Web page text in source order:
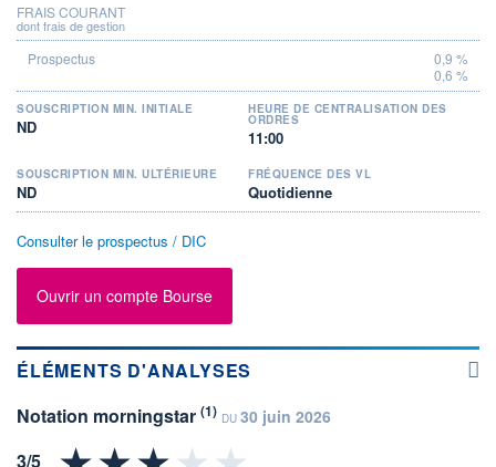
FRAIS COURANT
dont frais de gestion
0,9 %
0,6 %
SOUSCRIPTION MIN. INITIALE
ND
HEURE DE CENTRALISATION DES
ORDRES
11:00
SOUSCRIPTION MIN. ULTÉRIEURE
ND
FRÉQUENCE DES VL
Quotidienne
Consulter le prospectus / DIC
Ouvrir un compte Bourse
ÉLÉMENTS D'ANALYSES
Notation morningstar (1) DU 30 juin 2026